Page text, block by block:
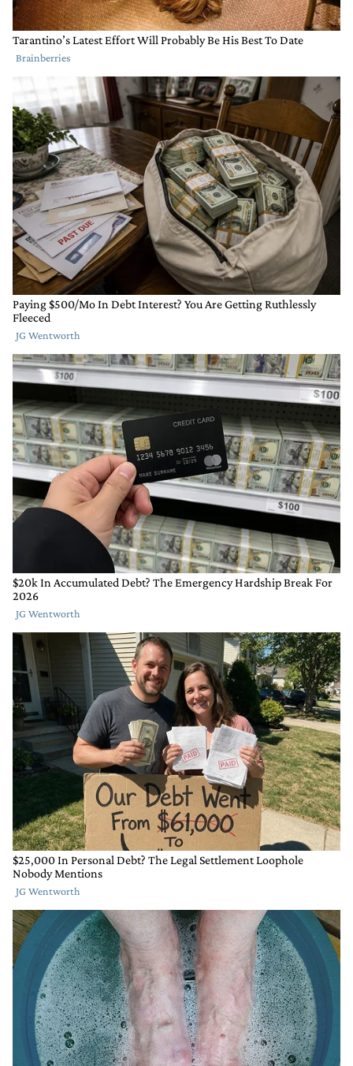
Comentario de Hernan Migliori.
Hernan Migliori 24 DE OCTUBRE DE 2022
Obvio. Si hubiese sido un caucasico seria un
estandar de la belleza es la piel blanca. Es por algo
que en Japon, China, Corea del sur emplean blancos
para sus publicidades. Hasta michael Jackson se hizo
infinidad de cirugias para simular ser blanco.
RESPONDER
RESPUESTA
1 0
COMPARTIR
MARCAR
COMO
INAPROPIADO
Respuesta de El gigachad.
El gigachad
24 DE OCTUBRE DE 2022
Responder aHernan Migliori
Los asiáticos del norte, como los coreanos y ..ngoles,
son de raza amarilla pero tienen la piel blanca.
EDITADO
RESPONDER 0 0 COMPARTIR
MARCAR
COMO
INAPROPIADO
Comentario de El gigachad.
El gigachad 24 DE OCTUBRE DE 2022
Que se lo venda al nuevo primer ministro británico. Lo
va a necesitar.
RESPONDER
MARCAR
INAPROPIADO
Gestionado por